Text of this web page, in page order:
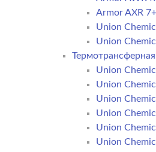
Armor AXR 7+
Union
Union
Union
Union
Union
Union
Union
Union